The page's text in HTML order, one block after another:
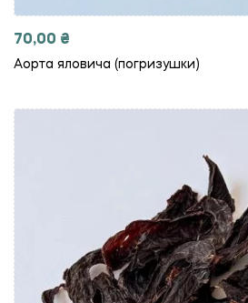
70,00 ₴
Аорта яловича (погризушки)